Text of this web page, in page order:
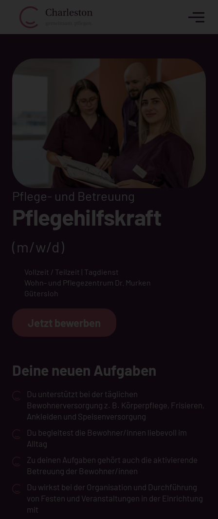
Pflege- und Betreuung
Pflegehilfskraft
(m/w/d)
Vollzeit / Teilzeit | Tagdienst
Wohn- und Pflegezentrum Dr. Murken
Gütersloh
Jetzt bewerben
Deine neuen Aufgaben
Du unterstützt bei der täglichen
Bewohnerversorgung z. B. Körperpflege, Frisieren,
Ankleiden und Speisenversorgung
Du begleitest die Bewohner/innen liebevoll im
Alltag
Zu deinen Aufgaben gehört auch die aktivierende
Betreuung der Bewohner/innen
Du wirkst bei der Organisation und Durchführung
von Festen und Veranstaltungen in der Einrichtung
mit